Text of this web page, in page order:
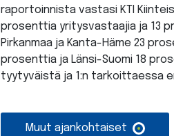
raportoinnista vastasi KTI
prosenttia yritysvastaajia ja 13
Pirkanmaa ja Kanta-Häme 23
prosenttia ja Länsi-Suomi 18
tyytyväistä ja 1:n tarkoittaessa
Muut ajankohtaiset